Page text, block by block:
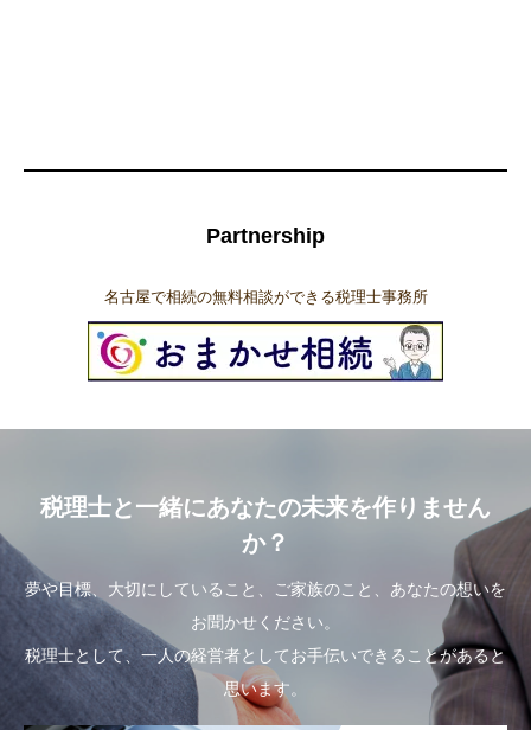
Partnership
名古屋で相続の無料相談ができる税理士事務所
税理士と一緒にあなたの未来を作りません
か？
夢や目標、大切にしていること、ご家族のこと、あなたの想いを
お聞かせください。
税理士として、一人の経営者としてお手伝いできることがあると
思います。